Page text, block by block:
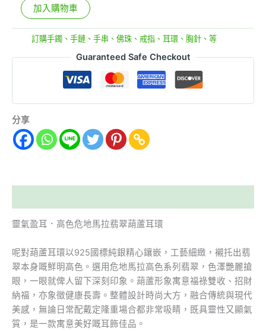
加入購物車
訂購手鐲、手鏈、手串、佛珠、戒指、耳環、胸針、等
Guaranteed Safe Checkout
分享
靈氣盈耳．高色危地馬拉翡翠葫蘆耳環
呢對葫蘆耳環以925國標純銀精心鑲嵌，工藝細緻，襯托出翡
翠本身嘅鮮明高色。選用危地馬拉高色系列翡翠，色澤艷麗搶
眼，一眼就俾人留下深刻印象。葫蘆形象寓意福祿雙收、招財
納福，亦象徵健康長壽。整體設計時尚大方，融合傳統與現代
美感，無論日常配戴定隆重場合都非常吸睛，既具靈性又顯氣
質，是一款寓意美好嘅耳飾佳品。